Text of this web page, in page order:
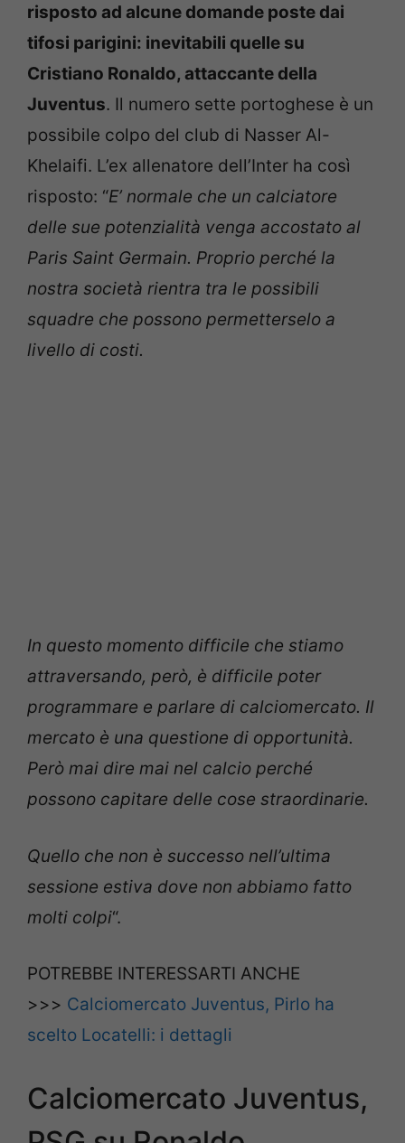
risposto ad alcune domande poste dai
tifosi parigini: inevitabili quelle su
Cristiano Ronaldo, attaccante della
Juventus. Il numero sette portoghese è un
possibile colpo del club di Nasser Al-
Khelaifi. L’ex allenatore dell’Inter ha così
risposto: “E’ normale che un calciatore
delle sue potenzialità venga accostato al
Paris Saint Germain. Proprio perché la
nostra società rientra tra le possibili
squadre che possono permetterselo a
livello di costi.
In questo momento difficile che stiamo
attraversando, però, è difficile poter
programmare e parlare di calciomercato. Il
mercato è una questione di opportunità.
Però mai dire mai nel calcio perché
possono capitare delle cose straordinarie.
Quello che non è successo nell’ultima
sessione estiva dove non abbiamo fatto
molti colpi“.
POTREBBE INTERESSARTI ANCHE
>>> Calciomercato Juventus, Pirlo ha
scelto Locatelli: i dettagli
Calciomercato Juventus,